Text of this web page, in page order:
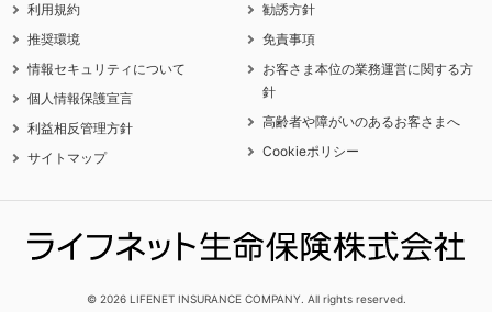
利用規約
推奨環境
情報セキュリティについて
個人情報保護宣言
利益相反管理方針
サイトマップ
勧誘方針
免責事項
お客さま本位の業務運営に関する方
針
高齢者や障がいのあるお客さまへ
Cookieポリシー
© 2026 LIFENET INSURANCE COMPANY. All rights reserved.